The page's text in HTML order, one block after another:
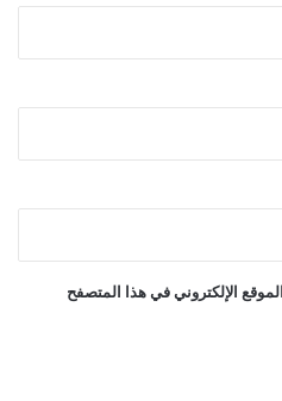
الإلكتروني في هذا المتصفح